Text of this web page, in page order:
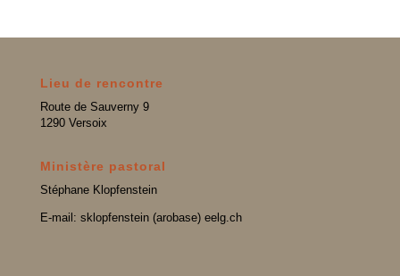
Lieu de rencontre
Route de Sauverny 9
1290 Versoix
Ministère pastoral
Stéphane Klopfenstein
E-mail: sklopfenstein (arobase) eelg.ch